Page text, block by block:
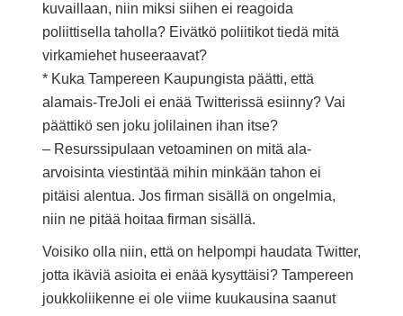
kuvaillaan, niin miksi siihen ei reagoida
poliittisella taholla? Eivätkö poliitikot tiedä mitä
virkamiehet huseeraavat?
* Kuka Tampereen Kaupungista päätti, että
alamais-TreJoli ei enää Twitterissä esiinny? Vai
päättikö sen joku jolilainen ihan itse?
– Resurssipulaan vetoaminen on mitä ala-
arvoisinta viestintää mihin minkään tahon ei
pitäisi alentua. Jos firman sisällä on ongelmia,
niin ne pitää hoitaa firman sisällä.
Voisiko olla niin, että on helpompi haudata Twitter,
jotta ikäviä asioita ei enää kysyttäisi? Tampereen
joukkoliikenne ei ole viime kuukausina saanut